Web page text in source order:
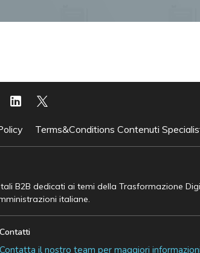
Terms&Conditions Contenuti
B2B dedicati ai temi della Trasformazione
italiane.
Contatti
Contatta il nostro team per maggiori informazioni